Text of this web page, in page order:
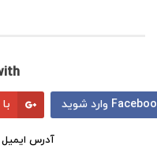
با Google وارد شوید
آدرس